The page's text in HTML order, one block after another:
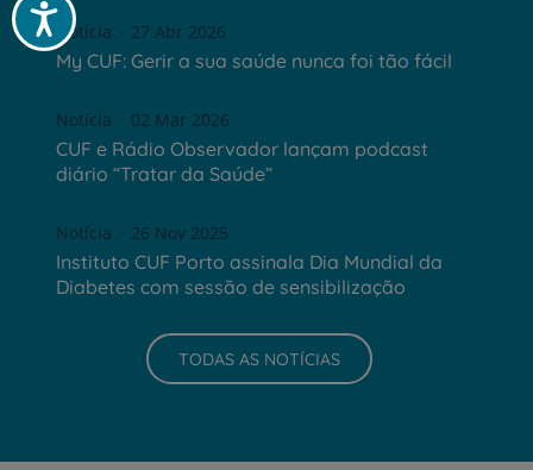
Acessibilidade
Notícia 27 Abr 2026
My CUF: Gerir a sua saúde nunca foi tão fácil
Notícia 02 Mar 2026
CUF e Rádio Observador lançam podcast
diário “Tratar da Saúde”
Notícia 26 Nov 2025
Instituto CUF Porto assinala Dia Mundial da
Diabetes com sessão de sensibilização
TODAS AS NOTÍCIAS